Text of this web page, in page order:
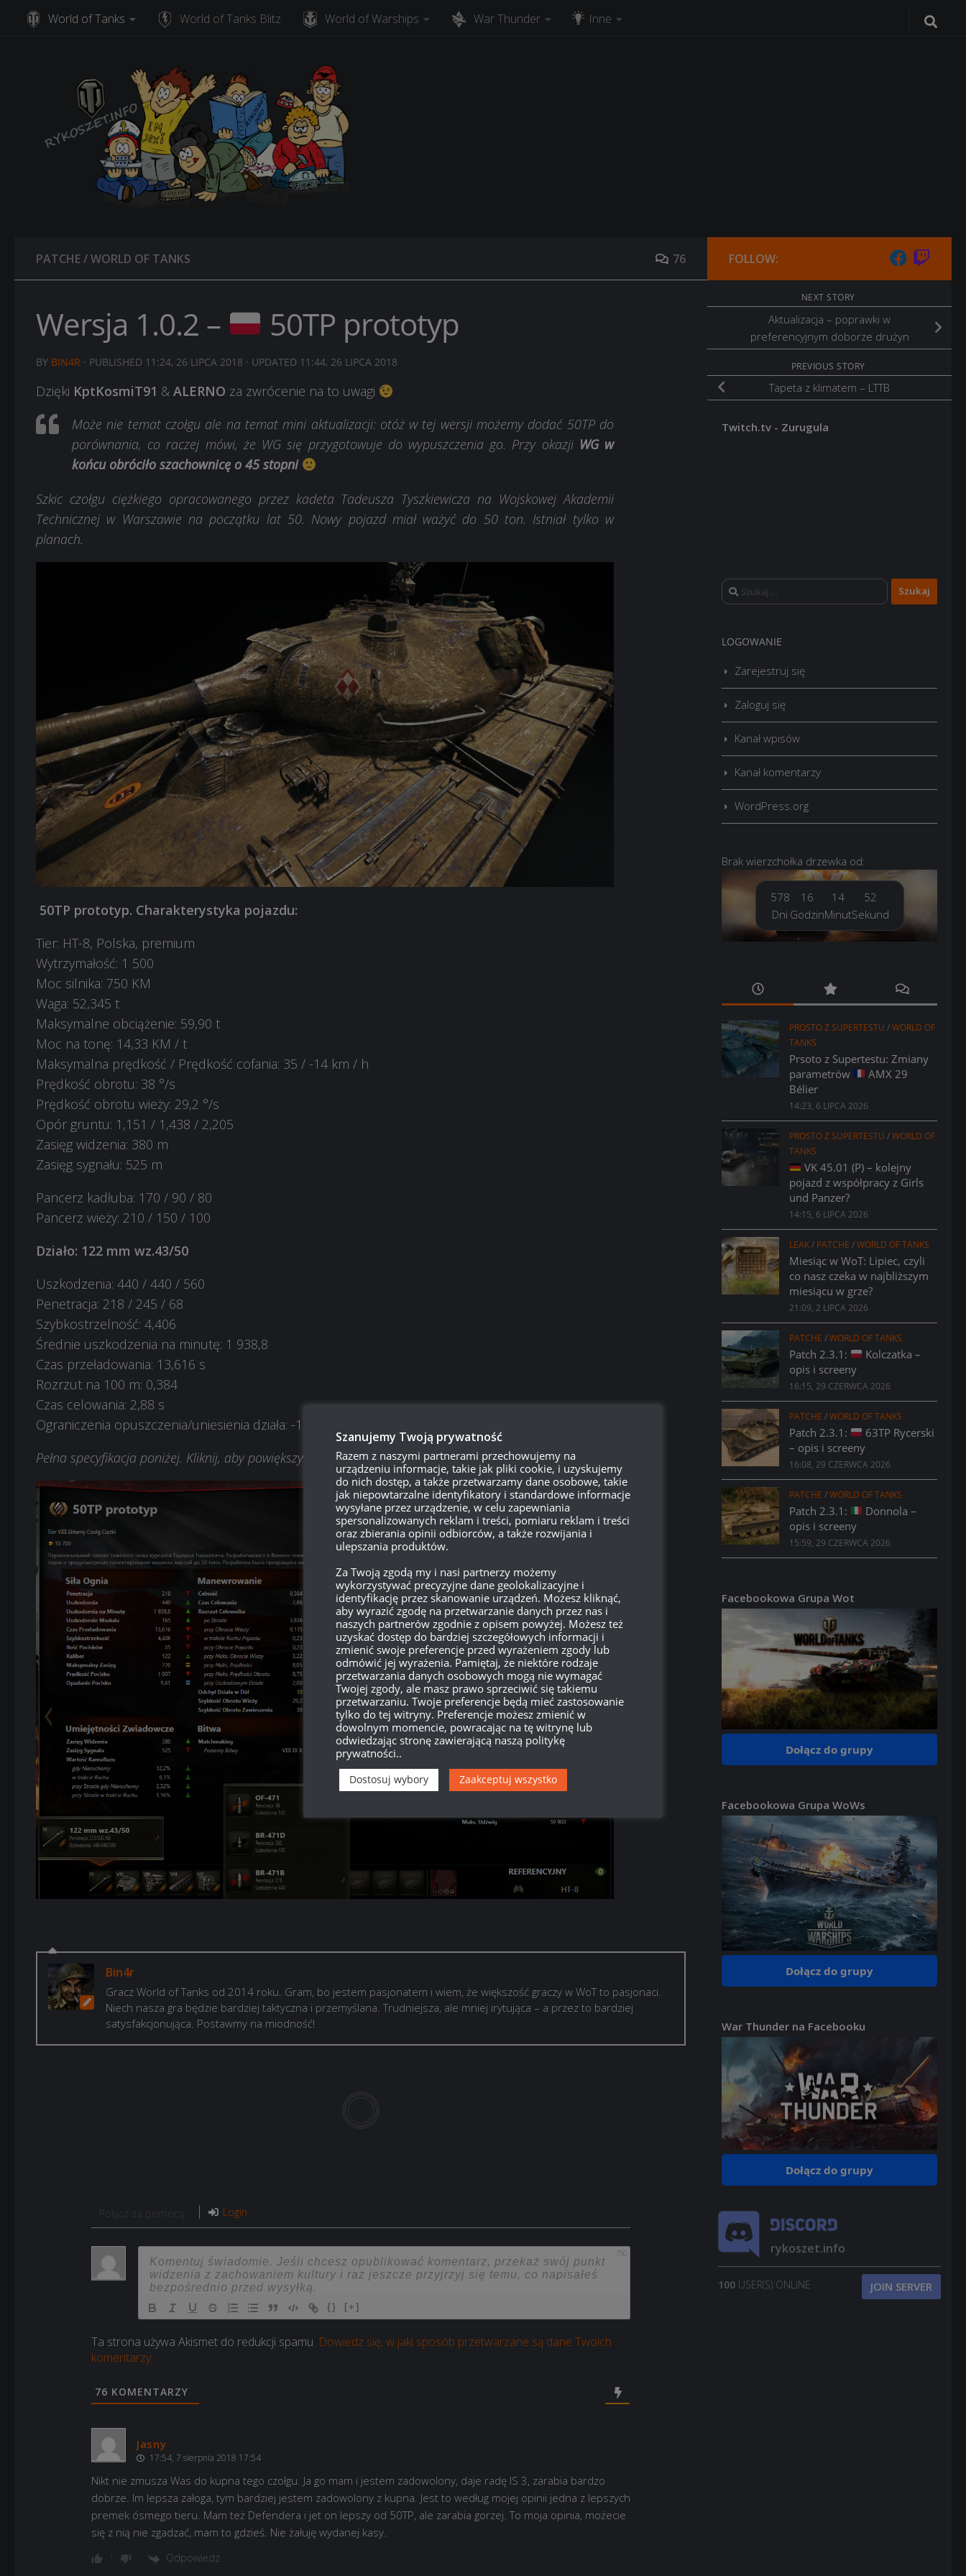
Skip to content
World of Tanks World of Tanks Blitz World of Warships War Thunder Inne
PATCHE/WORLD OF TANKS 76
Wersja 1.0.2 – 50TP prototyp
BY BIN4R · PUBLISHED 11:24, 26 LIPCA 2018 · UPDATED 11:44, 26 LIPCA 2018
Dzięki KptKosmiT91 & ALERNO za zwrócenie na to uwagi
Może nie temat czołgu ale na temat mini aktualizacji: otóż w tej wersji możemy dodać 50TP do
porównania, co raczej mówi, że WG się przygotowuje do wypuszczenia go. Przy okazji WG w
końcu obróciło szachownicę o 45 stopni
Szkic czołgu ciężkiego opracowanego przez kadeta Tadeusza Tyszkiewicza na Wojskowej Akademii
Technicznej w Warszawie na początku lat 50. Nowy pojazd miał ważyć do 50 ton. Istniał tylko w
planach.
50TP prototyp. Charakterystyka pojazdu:
Tier: HT-8, Polska, premium
Wytrzymałość: 1 500
Moc silnika: 750 KM
Waga: 52,345 t
Maksymalne obciążenie: 59,90 t
Moc na tonę: 14,33 KM / t
Maksymalna prędkość / Prędkość cofania: 35 / -14 km / h
Prędkość obrotu: 38 °/s
Prędkość obrotu wieży: 29,2 °/s
Opór gruntu: 1,151 / 1,438 / 2,205
Zasięg widzenia: 380 m
Zasięg sygnału: 525 m
Pancerz kadłuba: 170 / 90 / 80
Pancerz wieży: 210 / 150 / 100
Działo: 122 mm wz.43/50
Uszkodzenia: 440 / 440 / 560
Penetracja: 218 / 245 / 68
Szybkostrzelność: 4,406
Średnie uszkodzenia na minutę: 1 938,8
Czas przeładowania: 13,616 s
Rozrzut na 100 m: 0,384
Czas celowania: 2,88 s
Ograniczenia opuszczenia/uniesienia działa: -10 ° / +20 °
Pełna specyfikacja poniżej. Kliknij, aby powiększyć.
Bin4r
Gracz World of Tanks od 2014 roku. Gram, bo jestem pasjonatem i wiem, że większość graczy w WoT to pasjonaci.
Niech nasza gra będzie bardziej taktyczna i przemyślana. Trudniejsza, ale mniej irytująca – a przez to bardziej
satysfakcjonująca. Postawmy na miodność!
Login
750
{} [+]
Ta strona używa Akismet do redukcji spamu. Dowiedz się, w jaki sposób przetwarzane są dane Twoich
komentarzy.
76 KOMENTARZY
Jasny
17:54, 7 sierpnia 2018 17:54
Nikt nie zmusza Was do kupna tego czołgu. Ja go mam i jestem zadowolony, daje radę IS 3, zarabia bardzo
dobrze. Im lepsza załoga, tym bardziej jestem zadowolony z kupna. Jest to według mojej opinii jedna z lepszych
premek ósmego tieru. Mam też Defendera i jet on lepszy od 50TP, ale zarabia gorzej. To moja opinia, możecie
się z nią nie zgadzać, mam to gdzieś. Nie żałuję wydanej kasy.
1 Odpowiedz
FOLLOW:
NEXT STORY
Aktualizacja – poprawki w
preferencyjnym doborze drużyn
PREVIOUS STORY
Tapeta z klimatem – LTTB
Twitch.tv - Zurugula
Szukaj:
LOGOWANIE
Zarejestruj się
Zaloguj się
Kanał wpisów
Kanał komentarzy
WordPress.org
Brak wierzchołka drzewka od:
578
Dni
16
Godzin
14
Minut
53
Sekund
PROSTO Z SUPERTESTU /WORLD OF
TANKS
Prsoto z Supertestu: Zmiany
parametrów
AMX 29
Bélier
14:23, 6 LIPCA 2026
PROSTO Z SUPERTESTU /WORLD OF
TANKS
VK 45.01 (P) – kolejny
pojazd z współpracy z Girls
und Panzer?
14:15, 6 LIPCA 2026
LEAK/ PATCHE /WORLD OF TANKS
Miesiąc w WoT: Lipiec, czyli
co nasz czeka w najbliższym
miesiącu w grze?
21:09, 2 LIPCA 2026
PATCHE /WORLD OF TANKS
Patch 2.3.1:
Kolczatka –
opis i screeny
16:15, 29 CZERWCA 2026
PATCHE /WORLD OF TANKS
Patch 2.3.1:
63TP Rycerski
– opis i screeny
16:08, 29 CZERWCA 2026
PATCHE /WORLD OF TANKS
Patch 2.3.1:
Donnola –
opis i screeny
15:59, 29 CZERWCA 2026
Facebookowa Grupa Wot
Dołącz do grupy
Facebookowa Grupa WoWs
Dołącz do grupy
War Thunder na Facebooku
Dołącz do grupy
rykoszet.info
100 USER(S) ONLINE JOIN SERVER
Szanujemy Twoją prywatność
Razem z naszymi partnerami przechowujemy na
urządzeniu informacje, takie jak pliki cookie, i uzyskujemy
do nich dostęp, a także przetwarzamy dane osobowe, takie
jak niepowtarzalne identyfikatory i standardowe informacje
wysyłane przez urządzenie, w celu zapewniania
spersonalizowanych reklam i treści, pomiaru reklam i treści
oraz zbierania opinii odbiorców, a także rozwijania i
ulepszania produktów.
Za Twoją zgodą my i nasi partnerzy możemy
wykorzystywać precyzyjne dane geolokalizacyjne i
identyfikację przez skanowanie urządzeń. Możesz kliknąć,
aby wyrazić zgodę na przetwarzanie danych przez nas i
naszych partnerów zgodnie z opisem powyżej. Możesz też
uzyskać dostęp do bardziej szczegółowych informacji i
zmienić swoje preferencje przed wyrażeniem zgody lub
odmówić jej wyrażenia. Pamiętaj, że niektóre rodzaje
przetwarzania danych osobowych mogą nie wymagać
Twojej zgody, ale masz prawo sprzeciwić się takiemu
przetwarzaniu. Twoje preferencje będą mieć zastosowanie
tylko do tej witryny. Preferencje możesz zmienić w
dowolnym momencie, powracając na tę witrynę lub
odwiedzając stronę zawierającą naszą politykę
prywatności..
Dostosuj wybory Zaakceptuj wszystko